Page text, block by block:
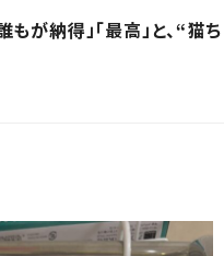
が納得」「最高」と、“猫ち